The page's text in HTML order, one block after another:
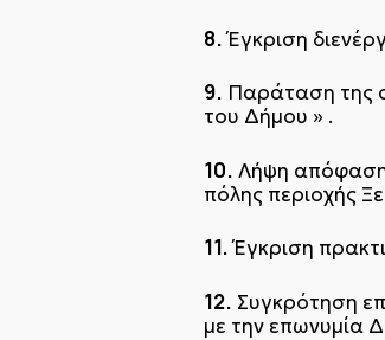
8.Έγκριση
9. Παράταση της
του Δήμου » .
10. Λήψη
πόλης περιοχής
11.Έγκριση
12. Συγκρότηση
με την επωνυμία